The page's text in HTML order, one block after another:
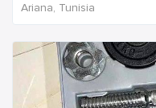
Ariana, Tunisia